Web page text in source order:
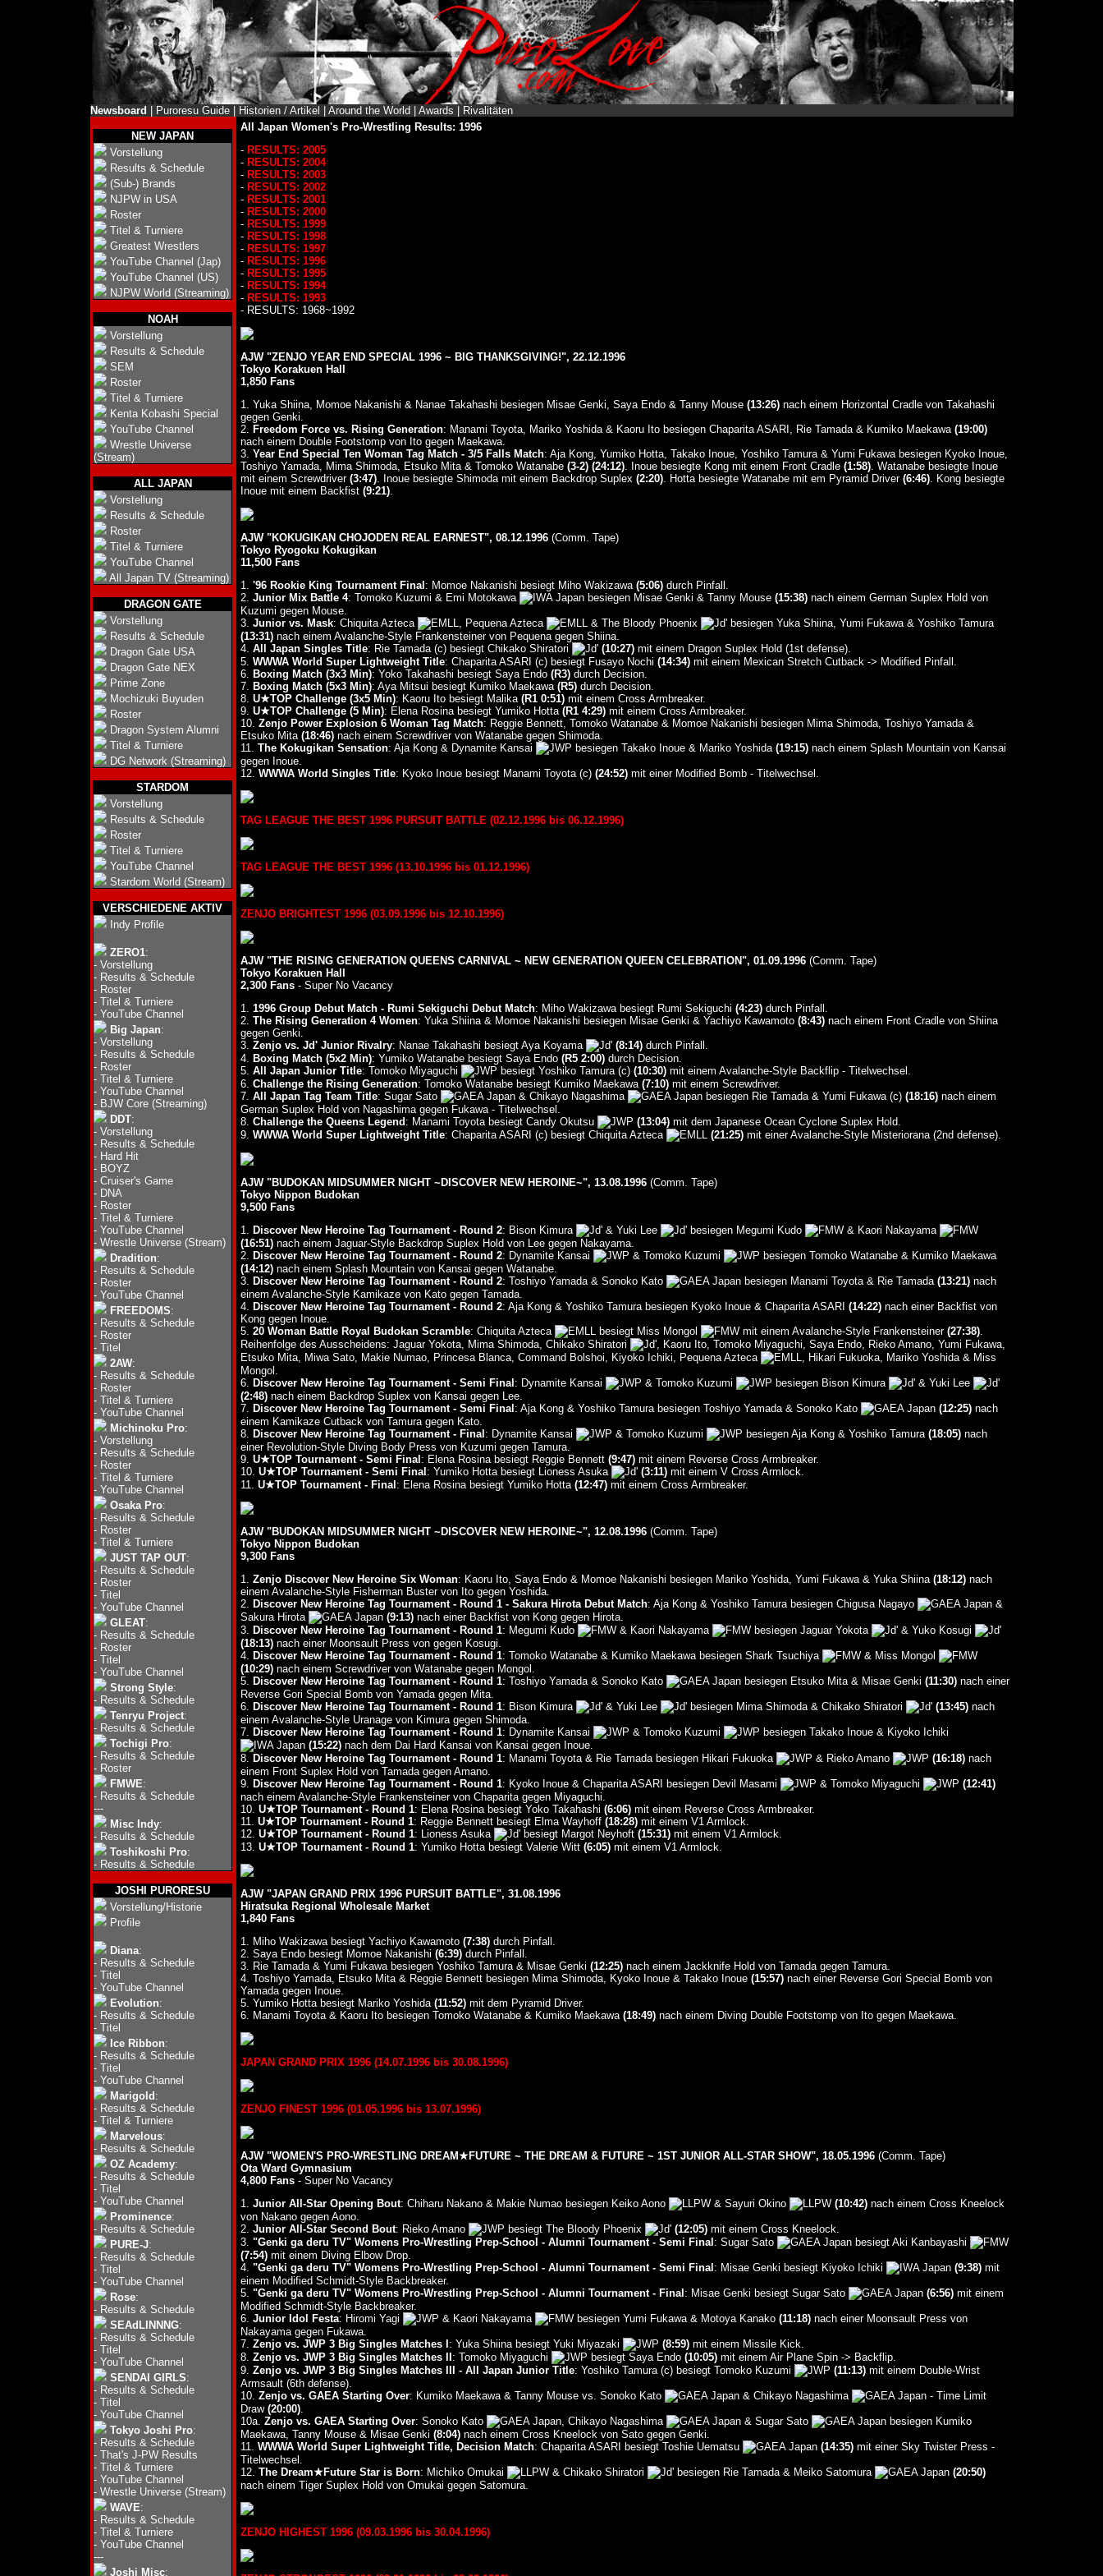
Newsboard Puroresu Guide| Historien / Artikel Around the World Awards Rivalitäten
NEW JAPAN
Vorstellung
Results & Schedule
(Sub-) Brands
NJPW in USA
Roster
Titel & Turniere
Greatest Wrestlers
YouTube Channel (Jap)
YouTube Channel (US)
NJPW World (Streaming)
NOAH
Vorstellung
Results & Schedule
SEM
Roster
Titel & Turniere
Kenta Kobashi Special
YouTube Channel
Wrestle Universe
(Stream)
ALL JAPAN
Vorstellung
Results & Schedule
Roster
Titel & Turniere
YouTube Channel
All Japan TV (Streaming)
DRAGON GATE
Vorstellung
Results & Schedule
Dragon Gate USA
Dragon Gate NEX
Prime Zone
Mochizuki Buyuden
Roster
Dragon System Alumni
Titel & Turniere
DG Network (Streaming)
STARDOM
Vorstellung
Results & Schedule
Roster
Titel & Turniere
YouTube Channel
Stardom World (Stream)
VERSCHIEDENE AKTIV
Indy Profile
ZERO1:
- Vorstellung
- Results & Schedule
- Roster
- Titel & Turniere
- YouTube Channel
Big Japan:
- Vorstellung
- Results & Schedule
- Roster
- Titel & Turniere
- YouTube Channel
- BJW Core (Streaming)
DDT:
- Vorstellung
- Results & Schedule
- Hard Hit
- BOYZ
- Cruiser's Game
- DNA
- Roster
- Titel & Turniere
- YouTube Channel
- Wrestle Universe (Stream)
Dradition:
- Results & Schedule
- Roster
- YouTube Channel
FREEDOMS:
- Results & Schedule
- Roster
- Titel
2AW:
- Results & Schedule
- Roster
- Titel & Turniere
- YouTube Channel
Michinoku Pro:
- Vorstellung
- Results & Schedule
- Roster
- Titel & Turniere
- YouTube Channel
Osaka Pro:
- Results & Schedule
- Roster
- Titel & Turniere
JUST TAP OUT:
- Results & Schedule
- Roster
- Titel
- YouTube Channel
GLEAT:
- Results & Schedule
- Roster
- Titel
- YouTube Channel
Strong Style:
- Results & Schedule
Tenryu Project:
- Results & Schedule
Tochigi Pro:
- Results & Schedule
- Roster
FMWE:
- Results & Schedule
---
Misc Indy:
- Results & Schedule
Toshikoshi Pro:
- Results & Schedule
JOSHI PURORESU
Vorstellung/Historie
Profile
Diana:
- Results & Schedule
- Titel
- YouTube Channel
Evolution:
- Results & Schedule
- Titel
Ice Ribbon:
- Results & Schedule
- Titel
- YouTube Channel
Marigold :
- Results & Schedule
- Titel & Turniere
Marvelous:
- Results & Schedule
OZ Academy:
- Results & Schedule
- Titel
- YouTube Channel
Prominence:
- Results & Schedule
PURE-J:
- Results & Schedule
- Titel
- YouTube Channel
Rose:
- Results & Schedule
SEAdLINNNG:
- Results & Schedule
- Titel
- YouTube Channel
SENDAI GIRLS:
- Results & Schedule
- Titel
- YouTube Channel
Tokyo Joshi Pro:
- Results & Schedule
- That's J-PW Results
- Titel & Turniere
- YouTube Channel
- Wrestle Universe (Stream)
WAVE:
- Results & Schedule
- Titel & Turniere
- YouTube Channel
---
Joshi Misc:
All Japan Women's Pro-Wrestling Results: 1996
- RESULTS: 2005
- RESULTS: 2004
- RESULTS: 2003
- RESULTS: 2002
- RESULTS: 2001
- RESULTS: 2000
- RESULTS: 1999
- RESULTS: 1998
- RESULTS: 1997
- RESULTS: 1996
- RESULTS: 1995
- RESULTS: 1994
- RESULTS: 1993
- RESULTS: 1968~1992
AJW "ZENJO YEAR END SPECIAL 1996 ~ BIG THANKSGIVING!", 22.12.1996
Tokyo Korakuen Hall
1,850 Fans
1. Yuka Shiina, Momoe Nakanishi & Nanae Takahashi besiegen Misae Genki, Saya Endo & Tanny Mouse (13:26)nach einem Horizontal Cradle von Takahashi
gegen Genki.
2. Freedom Force vs. Rising Generation: Manami Toyota, Mariko Yoshida & Kaoru Ito besiegen Chaparita ASARI, Rie Tamada & Kumiko Maekawa (19:00)
nach einem Double Footstomp von Ito gegen Maekawa.
3. Year End Special Ten Woman Tag Match - 3/5 Falls Match: Aja Kong, Yumiko Hotta, Takako Inoue, Yoshiko Tamura & Yumi Fukawa besiegen Kyoko Inoue,
Toshiyo Yamada, Mima Shimoda, Etsuko Mita & Tomoko Watanabe (3-2) (24:12). Inoue besiegte Kong mit einem Front Cradle (1:58). Watanabe besiegte Inoue
mit einem Screwdriver (3:47). Inoue besiegte Shimoda mit einem Backdrop Suplex (2:20). Hotta besiegte Watanabe mit em Pyramid Driver (6:46). Kong besiegte
Inoue mit einem Backfist (9:21).
AJW "KOKUGIKAN CHOJODEN REAL EARNEST", 08.12.1996(Comm. Tape)
Tokyo Ryogoku Kokugikan
11,500 Fans
1. '96 Rookie King Tournament Final : Momoe Nakanishi besiegt Miho Wakizawa (5:06)durch Pinfall.
2. Junior Mix Battle 4: Tomoko Kuzumi & Emi Motokawa besiegen Misae Genki & Tanny Mouse (15:38)nach einem German Suplex Hold von
Kuzumi gegen Mouse.
3. Junior vs. Mask: Chiquita Azteca , Pequena Azteca & The Bloody Phoenix
besiegen Yuka Shiina, Yumi Fukawa & Yoshiko Tamura
(13:31)nach einem Avalanche-Style Frankensteiner von Pequena gegen Shiina.
4. All Japan Singles Title: Rie Tamada (c) besiegt Chikako Shiratori (10:27)mit einem Dragon Suplex Hold (1st defense).
5. WWWA World Super Lightweight Title: Chaparita ASARI (c) besiegt Fusayo Nochi (14:34)mit einem Mexican Stretch Cutback -> Modified Pinfall.
6. Boxing Match (3x3 Min): Yoko Takahashi besiegt Saya Endo (R3)durch Decision.
7. Boxing Match (5x3 Min): Aya Mitsui besiegt Kumiko Maekawa (R5)durch Decision.
8. U★TOP Challenge (3x5 Min): Kaoru Ito besiegt Malika (R1 0:51)mit einem Cross Armbreaker.
9. U★TOP Challenge (5 Min): Elena Rosina besiegt Yumiko Hotta (R1 4:29)mit einem Cross Armbreaker.
10. Zenjo Power Explosion 6 Woman Tag Match: Reggie Bennett, Tomoko Watanabe & Momoe Nakanishi besiegen Mima Shimoda, Toshiyo Yamada &
Etsuko Mita (18:46)nach einem Screwdriver von Watanabe gegen Shimoda.
11. The Kokugikan Sensation: Aja Kong & Dynamite Kansai besiegen Takako Inoue & Mariko Yoshida (19:15)nach einem Splash Mountain von Kansai
gegen Inoue.
12. WWWA World Singles Title: Kyoko Inoue besiegt Manami Toyota (c) (24:52)mit einer Modified Bomb - Titelwechsel.
TAG LEAGUE THE BEST 1996 PURSUIT BATTLE (02.12.1996 bis 06.12.1996)
TAG LEAGUE THE BEST 1996 (13.10.1996 bis 01.12.1996)
ZENJO BRIGHTEST 1996 (03.09.1996 bis 12.10.1996)
AJW "THE RISING GENERATION QUEENS CARNIVAL ~ NEW GENERATION QUEEN CELEBRATION", 01.09.1996(Comm. Tape)
Tokyo Korakuen Hall
2,300 Fans- Super No Vacancy
1. 1996 Group Debut Match - Rumi Sekiguchi Debut Match: Miho Wakizawa besiegt Rumi Sekiguchi (4:23)durch Pinfall.
2. The Rising Generation 4 Women: Yuka Shiina & Momoe Nakanishi besiegen Misae Genki & Yachiyo Kawamoto (8:43)nach einem Front Cradle von Shiina
gegen Genki.
3. Zenjo vs. Jd' Junior Rivalry: Nanae Takahashi besiegt Aya Koyama (8:14)durch Pinfall.
4. Boxing Match (5x2 Min): Yumiko Watanabe besiegt Saya Endo (R5 2:00)durch Decision.
5. All Japan Junior Title: Tomoko Miyaguchi besiegt Yoshiko Tamura (c) (10:30)mit einem Avalanche-Style Backflip - Titelwechsel.
6. Challenge the Rising Generation: Tomoko Watanabe besiegt Kumiko Maekawa (7:10)mit einem Screwdriver.
7. All Japan Tag Team Title: Sugar Sato & Chikayo Nagashima besiegen Rie Tamada & Yumi Fukawa (c) (18:16)nach einem
German Suplex Hold von Nagashima gegen Fukawa - Titelwechsel.
8. Challenge the Queens Legend : Manami Toyota besiegt Candy Okutsu (13:04)mit dem Japanese Ocean Cyclone Suplex Hold.
9. WWWA World Super Lightweight Title: Chaparita ASARI (c) besiegt Chiquita Azteca (21:25)mit einer Avalanche-Style Misteriorana (2nd defense).
AJW "BUDOKAN MIDSUMMER NIGHT ~DISCOVER NEW HEROINE~", 13.08.1996(Comm. Tape)
Tokyo Nippon Budokan
9,500 Fans
1. Discover New Heroine Tag Tournament - Round 2: Bison Kimura & Yuki Lee besiegen Megumi Kudo
& Kaori Nakayama
(16:51)nach einem Jaguar-Style Backdrop Suplex Hold von Lee gegen Nakayama.
2. Discover New Heroine Tag Tournament - Round 2: Dynamite Kansai & Tomoko Kuzumi
besiegen Tomoko Watanabe & Kumiko Maekawa
(14:12)nach einem Splash Mountain von Kansai gegen Watanabe.
3. Discover New Heroine Tag Tournament - Round 2: Toshiyo Yamada & Sonoko Kato besiegen Manami Toyota & Rie Tamada (13:21)nach
einem Avalanche-Style Kamikaze von Kato gegen Tamada.
4. Discover New Heroine Tag Tournament - Round 2: Aja Kong & Yoshiko Tamura besiegen Kyoko Inoue & Chaparita ASARI (14:22)nach einer Backfist von
Kong gegen Inoue.
5. 20 Woman Battle Royal Budokan Scramble: Chiquita Azteca besiegt Miss Mongol mit einem Avalanche-Style Frankensteiner (27:38).
Reihenfolge des Ausscheidens: Jaguar Yokota, Mima Shimoda, Chikako Shiratori
, Kaoru Ito, Tomoko Miyaguchi, Saya Endo, Rieko Amano, Yumi Fukawa,
Etsuko Mita, Miwa Sato, Makie Numao, Princesa Blanca, Command Bolshoi, Kiyoko Ichiki, Pequena Azteca
, Hikari Fukuoka, Mariko Yoshida & Miss
Mongol.
6. Discover New Heroine Tag Tournament - Semi Final : Dynamite Kansai & Tomoko Kuzumi besiegen Bison Kimura
& Yuki Lee
(2:48)nach einem Backdrop Suplex von Kansai gegen Lee.
7. Discover New Heroine Tag Tournament - Semi Final : Aja Kong & Yoshiko Tamura besiegen Toshiyo Yamada & Sonoko Kato (12:25)nach
einem Kamikaze Cutback von Tamura gegen Kato.
8. Discover New Heroine Tag Tournament - Final : Dynamite Kansai & Tomoko Kuzumi besiegen Aja Kong & Yoshiko Tamura (18:05)nach
einer Revolution-Style Diving Body Press von Kuzumi gegen Tamura.
9. U★TOP Tournament - Semi Final : Elena Rosina besiegt Reggie Bennett (9:47)mit einem Reverse Cross Armbreaker.
10. U★TOP Tournament - Semi Final : Yumiko Hotta besiegt Lioness Asuka (3:11)mit einem V Cross Armlock.
11. U★TOP Tournament - Final : Elena Rosina besiegt Yumiko Hotta (12:47)mit einem Cross Armbreaker.
AJW "BUDOKAN MIDSUMMER NIGHT ~DISCOVER NEW HEROINE~", 12.08.1996(Comm. Tape)
Tokyo Nippon Budokan
9,300 Fans
1. Zenjo Discover New Heroine Six Woman: Kaoru Ito, Saya Endo & Momoe Nakanishi besiegen Mariko Yoshida, Yumi Fukawa & Yuka Shiina (18:12)nach
einem Avalanche-Style Fisherman Buster von Ito gegen Yoshida.
2. Discover New Heroine Tag Tournament - Round 1 - Sakura Hirota Debut Match: Aja Kong & Yoshiko Tamura besiegen Chigusa Nagayo
&
Sakura Hirota
(9:13)nach einer Backfist von Kong gegen Hirota.
3. Discover New Heroine Tag Tournament - Round 1: Megumi Kudo & Kaori Nakayama besiegen Jaguar Yokota
& Yuko Kosugi
(18:13)nach einer Moonsault Press von gegen Kosugi.
4. Discover New Heroine Tag Tournament - Round 1: Tomoko Watanabe & Kumiko Maekawa besiegen Shark Tsuchiya
& Miss Mongol
(10:29)nach einem Screwdriver von Watanabe gegen Mongol.
5. Discover New Heroine Tag Tournament - Round 1: Toshiyo Yamada & Sonoko Kato besiegen Etsuko Mita & Misae Genki (11:30)nach einer
Reverse Gori Special Bomb von Yamada gegen Mita.
6. Discover New Heroine Tag Tournament - Round 1: Bison Kimura & Yuki Lee besiegen Mima Shimoda & Chikako Shiratori (13:45)nach
einem Avalanche-Style Uranage von Kimura gegen Shimoda.
7. Discover New Heroine Tag Tournament - Round 1: Dynamite Kansai & Tomoko Kuzumi
besiegen Takako Inoue & Kiyoko Ichiki
(15:22)nach dem Dai Hard Kansai von Kansai gegen Inoue.
8. Discover New Heroine Tag Tournament - Round 1: Manami Toyota & Rie Tamada besiegen Hikari Fukuoka & Rieko Amano (16:18)nach
einem Front Suplex Hold von Tamada gegen Amano.
9. Discover New Heroine Tag Tournament - Round 1: Kyoko Inoue & Chaparita ASARI besiegen Devil Masami & Tomoko Miyaguchi
(12:41)
nach einem Avalanche-Style Frankensteiner von Chaparita gegen Miyaguchi.
10. U★TOP Tournament - Round 1: Elena Rosina besiegt Yoko Takahashi (6:06)mit einem Reverse Cross Armbreaker.
11. U★TOP Tournament - Round 1: Reggie Bennett besiegt Elma Wayhoff (18:28)mit einem V1 Armlock.
12. U★TOP Tournament - Round 1: Lioness Asuka besiegt Margot Neyhoft (15:31)mit einem V1 Armlock.
13. U★TOP Tournament - Round 1: Yumiko Hotta besiegt Valerie Witt (6:05)mit einem V1 Armlock.
AJW "JAPAN GRAND PRIX 1996 PURSUIT BATTLE", 31.08.1996
Hiratsuka Regional Wholesale Market
1,840 Fans
1. Miho Wakizawa besiegt Yachiyo Kawamoto (7:38)durch Pinfall.
2. Saya Endo besiegt Momoe Nakanishi (6:39)durch Pinfall.
3. Rie Tamada & Yumi Fukawa besiegen Yoshiko Tamura & Misae Genki (12:25)nach einem Jackknife Hold von Tamada gegen Tamura.
4. Toshiyo Yamada, Etsuko Mita & Reggie Bennett besiegen Mima Shimoda, Kyoko Inoue & Takako Inoue (15:57)nach einer Reverse Gori Special Bomb von
Yamada gegen Inoue.
5. Yumiko Hotta besiegt Mariko Yoshida (11:52)mit dem Pyramid Driver.
6. Manami Toyota & Kaoru Ito besiegen Tomoko Watanabe & Kumiko Maekawa (18:49)nach einem Diving Double Footstomp von Ito gegen Maekawa.
JAPAN GRAND PRIX 1996 (14.07.1996 bis 30.08.1996)
ZENJO FINEST 1996 (01.05.1996 bis 13.07.1996)
AJW "WOMEN'S PRO-WRESTLING DREAM★FUTURE ~ THE DREAM & FUTURE ~ 1ST JUNIOR ALL-STAR SHOW", 18.05.1996(Comm. Tape)
Ota Ward Gymnasium
4,800 Fans- Super No Vacancy
1. Junior All-Star Opening Bout: Chiharu Nakano & Makie Numao besiegen Keiko Aono & Sayuri Okino (10:42)nach einem Cross Kneelock
von Nakano gegen Aono.
2. Junior All-Star Second Bout: Rieko Amano besiegt The Bloody Phoenix (12:05)mit einem Cross Kneelock.
3. "Genki ga deru TV" Womens Pro-Wrestling Prep-School - Alumni Tournament - Semi Final : Sugar Sato
besiegt Aki Kanbayashi
(7:54)mit einem Diving Elbow Drop.
4. "Genki ga deru TV" Womens Pro-Wrestling Prep-School - Alumni Tournament - Semi Final : Misae Genki besiegt Kiyoko Ichiki (9:38)mit
einem Modified Schmidt-Style Backbreaker.
5. "Genki ga deru TV" Womens Pro-Wrestling Prep-School - Alumni Tournament - Final : Misae Genki besiegt Sugar Sato (6:56)mit einem
Modified Schmidt-Style Backbreaker.
6. Junior Idol Festa: Hiromi Yagi & Kaori Nakayama besiegen Yumi Fukawa & Motoya Kanako (11:18)nach einer Moonsault Press von
Nakayama gegen Fukawa.
7. Zenjo vs. JWP 3 Big Singles Matches I : Yuka Shiina besiegt Yuki Miyazaki (8:59)mit einem Missile Kick.
8. Zenjo vs. JWP 3 Big Singles Matches II : Tomoko Miyaguchi besiegt Saya Endo (10:05)mit einem Air Plane Spin -> Backflip.
9. Zenjo vs. JWP 3 Big Singles Matches III - All Japan Junior Title: Yoshiko Tamura (c) besiegt Tomoko Kuzumi (11:13)mit einem Double-Wrist
Armsault (6th defense).
10. Zenjo vs. GAEA Starting Over: Kumiko Maekawa & Tanny Mouse vs. Sonoko Kato & Chikayo Nagashima
- Time Limit
Draw (20:00).
10a. Zenjo vs. GAEA Starting Over: Sonoko Kato , Chikayo Nagashima & Sugar Sato
besiegen Kumiko
Maekawa, Tanny Mouse & Misae Genki (8:04)nach einem Cross Kneelock von Sato gegen Genki.
11. WWWA World Super Lightweight Title, Decision Match: Chaparita ASARI besiegt Toshie Uematsu (14:35)mit einer Sky Twister Press -
Titelwechsel.
12. The Dream★Future Star is Born: Michiko Omukai & Chikako Shiratori besiegen Rie Tamada & Meiko Satomura
(20:50)
nach einem Tiger Suplex Hold von Omukai gegen Satomura.
ZENJO HIGHEST 1996 (09.03.1996 bis 30.04.1996)